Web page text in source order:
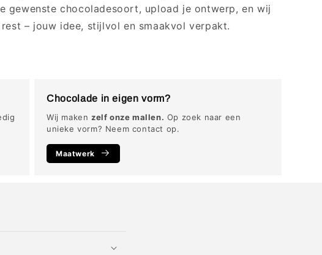
gewenste chocoladesoort, upload je ontwerp, en wij
– jouw idee, stijlvol en smaakvol verpakt.
Chocolade in eigen vorm?
Wij maken zelf onze mallen. Op zoek naar een
unieke vorm? Neem contact op.
Maatwerk